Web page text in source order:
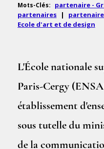
Mots-Clés:
partenaire -
partenaires
|
partenaire
Ecole d'art et de design
L'École nationale
Paris-Cergy
établissement
sous tutelle du
de la